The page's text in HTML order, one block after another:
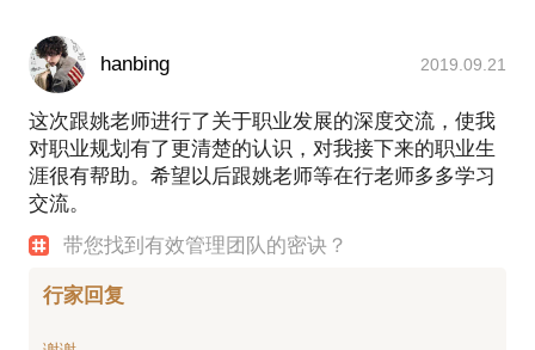
hanbing 2019.09.21
这次跟姚老师进行了关于职业发展的深度交流，使我
对职业规划有了更清楚的认识，对我接下来的职业生
涯很有帮助。希望以后跟姚老师等在行老师多多学习
交流。
带您找到有效管理团队的密诀？
行家回复